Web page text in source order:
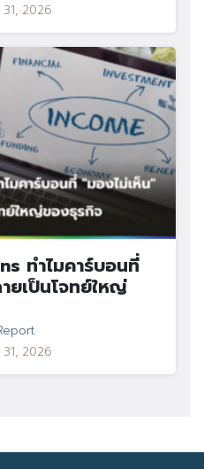
2026
ทำไมคาร์บอนที่
ยเป็นโจทย์ใหญ่
2026